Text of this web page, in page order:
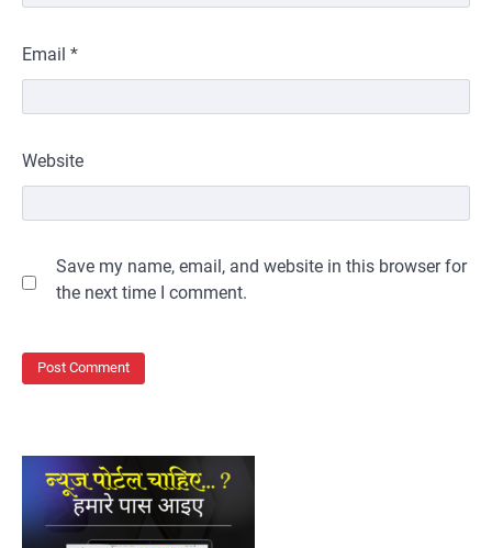
Email *
Website
Save my name, email, and website in this browser for
the next time I comment.